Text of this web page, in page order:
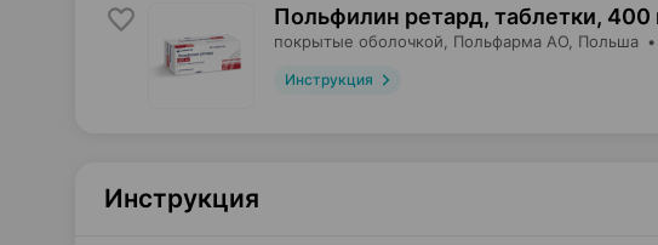
Польфилин ретард, таблетки, 400
покрытые оболочкой, Польфарма AO , Польша •
Инструкция
Инструкция